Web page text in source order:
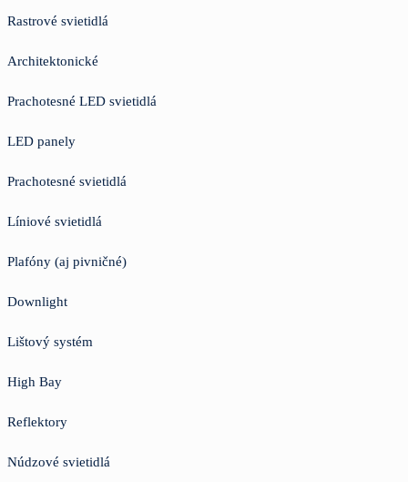
Rastrové svietidlá
Architektonické
Prachotesné LED svietidlá
LED panely
Prachotesné svietidlá
Líniové svietidlá
Plafóny (aj pivničné)
Downlight
Lištový systém
High Bay
Reflektory
Núdzové svietidlá